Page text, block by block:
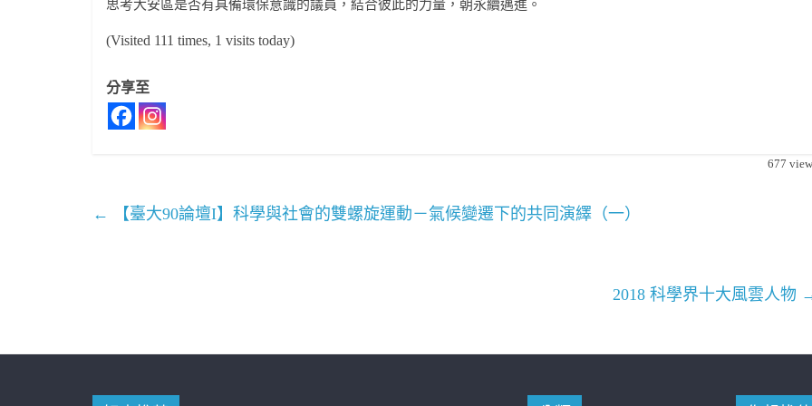
思考大安區是否有具備環保意識的議員，結合彼此的力量，朝永續邁進。
(Visited 111 times, 1 visits today)
分享至
677
← 【臺大90論壇I】科學與社會的雙螺旋運動－氣候變遷下的共同演繹（一）
2018 科學界十大風雲人物